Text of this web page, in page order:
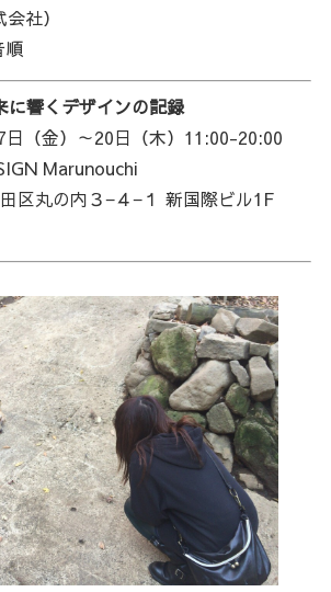
社）
順
響くデザインの記録
日（金）～20日（木）11:00-20:00
Marunouchi
区丸の内３−４−１ 新国際ビル1F